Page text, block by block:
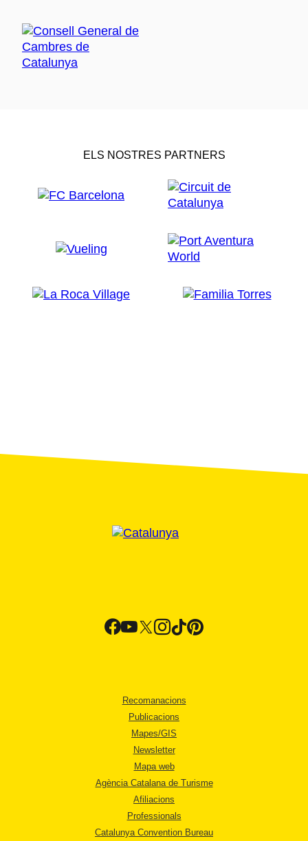
ELS NOSTRES PARTNERS
Recomanacions
Publicacions
Mapes/GIS
Newsletter
Mapa web
Agència Catalana de Turisme
Afiliacions
Professionals
Catalunya Convention Bureau